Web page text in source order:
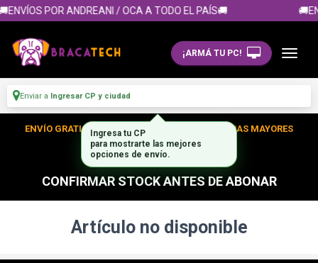
POR ANDREANI / OCA A TODO EL PAÍS🚚
¡ARMÁ TU PC!
Enviar a Ingresar CP y ciudad
ENVÍO GRATIS DENTRO DE CABA EN TUS COMPRAS MAYORES
A $300.000
CONFIRMAR STOCK ANTES DE ABONAR
Artículo no disponible
Ingresa tu CP
para mostrarte las mejores
opciones de envío.